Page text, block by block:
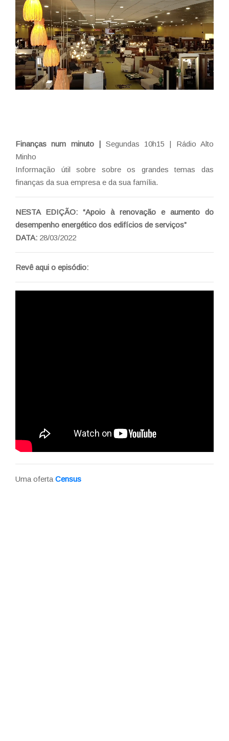
Finanças num minuto | Segundas 10h15 | Rádio Alto
Minho
Informação útil sobre sobre os grandes temas das
finanças da sua empresa e da sua família.
NESTA EDIÇÃO: “Apoio à renovação e aumento do
desempenho energético dos edifícios de serviços”
DATA: 28/03/2022
Revê aqui o episódio:
Uma oferta Census